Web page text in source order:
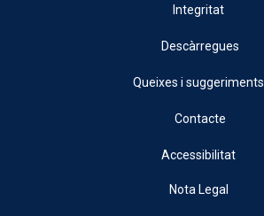
Integritat
Descàrregues
Queixes i suggeriments
Contacte
Accessibilitat
Nota Legal